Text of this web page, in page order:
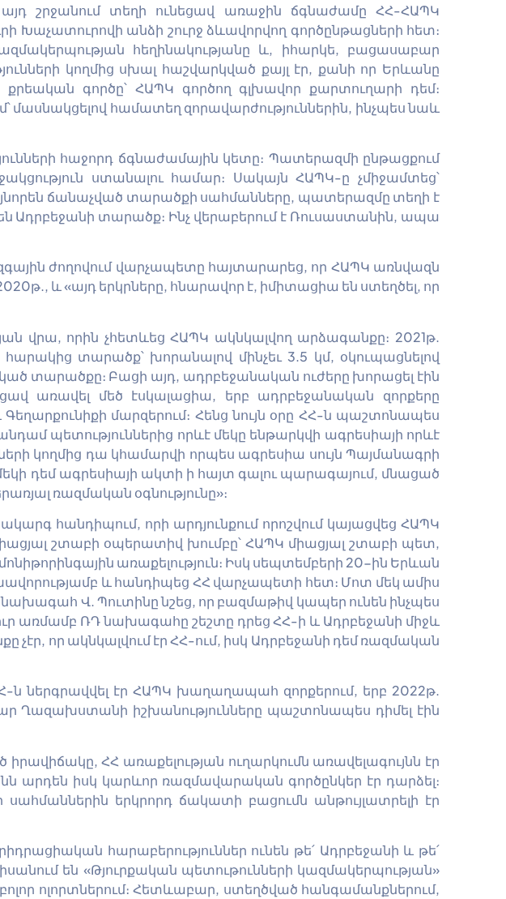
շրջանում տեղի ունեցավ առաջին ճգնաժամը ՀՀ-ՀԱՊԿ
Խաչատուրովի անձի շուրջ ձևավորվող գործընթացների հետ։
հեղինակությանը և, իհարկե, բացասաբար
կողմից սխալ հաշվարկված քայլ էր, քանի որ Երևանը
գործը՝ ՀԱՊԿ գործող գլխավոր քարտուղարի դեմ։
մասնակցելով համատեղ զորավարժություններին, ինչպես նաև
հաջորդ ճգնաժամային կետը։ Պատերազմի ընթացքում
ստանալու համար։ Սակայն ՀԱՊԿ-ը չմիջամտեց՝
ճանաչված տարածքի սահմանները, պատերազմը տեղի է
Ադրբեջանի տարածք։ Ինչ վերաբերում է Ռուսաստանին, ապա
ժողովում վարչապետը հայտարարեց, որ ՀԱՊԿ առնվազն
և «այդ երկրները, հնարավոր է, իմիտացիա են ստեղծել, որ
վրա, որին չհետևեց ՀԱՊԿ ակնկալվող արձագանքը։ 2021թ.
տարածք՝ խորանալով մինչեւ 3.5 կմ, օկուպացնելով
տարածքը։ Բացի այդ, ադրբեջանական ուժերը խորացել էին
առավել մեծ էսկալացիա, երբ ադրբեջանական զորքերը
մարզերում։ Հենց նույն օրը ՀՀ-ն պաշտոնապես
պետություններից որևէ մեկը ենթարկվի ագրեսիայի որևէ
կողմից դա կհամարվի որպես ագրեսիա սույն Պայմանագրի
դեմ ագրեսիայի ակտի ի հայտ գալու պարագայում, մնացած
ռազմական օգնությունը»։
հանդիպում, որի արդյունքում որոշվում կայացվեց ՀԱՊԿ
շտաբի օպերատիվ խումբը՝ ՀԱՊԿ միացյալ շտաբի պետ,
առաքելություն։ Իսկ սեպտեմբերի 20-ին Երևան
և հանդիպեց ՀՀ վարչապետի հետ։ Մոտ մեկ ամիս
Վ. Պուտինը նշեց, որ բազմաթիվ կապեր ունեն ինչպես
առմամբ ՌԴ նախագահը շեշտը դրեց ՀՀ-ի և Ադրբեջանի միջև
որ ակնկալվում էր ՀՀ-ում, իսկ Ադրբեջանի դեմ ռազմական
ներգրավվել էր ՀԱՊԿ խաղաղապահ զորքերում, երբ 2022թ.
Ղազախստանի իշխանությունները պաշտոնապես դիմել էին
ՀՀ առաքելության ուղարկումն առավելագույնն էր
արդեն իսկ կարևոր ռազմավարական գործընկեր էր դարձել։
երկրորդ ճակատի բացումն անթույլատրելի էր
հարաբերություններ ունեն թե՛ Ադրբեջանի և թե՛
են «Թյուրքական պետութունների կազմակերպության»
ոլորտներում։ Հետևաբար, ստեղծված հանգամանքներում,